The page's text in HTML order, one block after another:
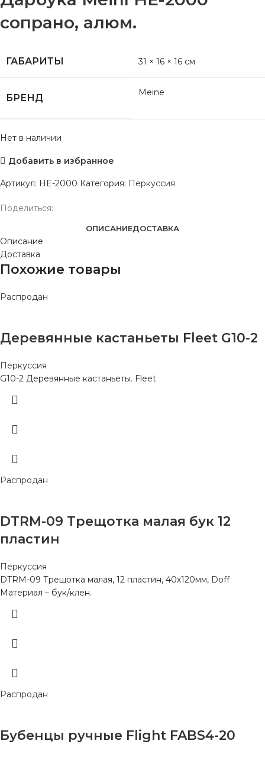
сопрано, алюм.
ГАБАРИТЫ 31 × 16 × 16 см
БРЕНД Meine
Нет в наличии
Добавить в избранное
Артикул: HE-2000 Категория: Перкуссия
Поделиться:
ОПИСАНИЕДОСТАВКА
Описание
Доставка
Похожие товары
Распродан
Деревянные кастаньеты Fleet G10-2
Перкуссия
G10-2 Деревянные кастаньеты. Fleet
Распродан
DTRM-09 Трещотка малая бук 12
пластин
Перкуссия
DTRM-09 Трещотка малая, 12 пластин, 40х120мм, Doff
Материал – бук/клен.
Распродан
Бубенцы ручные Flight FABS4-20